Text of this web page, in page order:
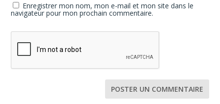
Enregistrer mon nom, mon e-mail et mon site dans le
navigateur pour mon prochain commentaire.